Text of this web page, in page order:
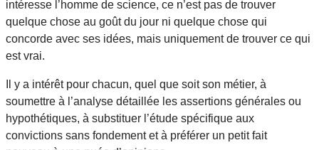
intéresse l’homme de science, ce n’est pas de trouver
quelque chose au goût du jour ni quelque chose qui
concorde avec ses idées, mais uniquement de trouver ce qui
est vrai.
Il y a intérêt pour chacun, quel que soit son métier, à
soumettre à l’analyse détaillée les assertions générales ou
hypothétiques, à substituer l’étude spécifique aux
convictions sans fondement et à préférer un petit fait